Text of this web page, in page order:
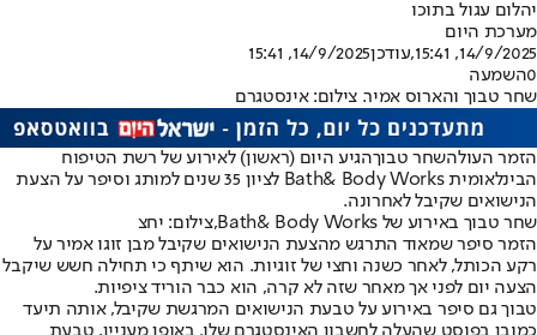
יהלום עגול בתוכו
מערכת היום
14/9/2025, 15:41
,עודכן14/9/2025, 15:41
0השמעה
שחר טבוך והארוס אמיר. צילום: אינסטגרם
הזמר העולהשחר טבוךהגיע היום (ראשון) לאירוע של רשת הטיפוח
הבינלאומית Bath& Body Works לציון 35 שנים למותג וסיפר על הצעת
הנישואים שקיבל לאחרונה.
שחר טבוך באירוע של Bath& Body Works,צילום: יחצ
הזמר סיפר שמאוד התרגש מהצעת הנישואים שקיבל מבן זוגו אמיר על
רקע הכותל, לאחר כשנה וחצי של זוגיות. הוא שיתף כי תחילה חשש שיקבל
הצעה יום לפני אך מאחר שזה לא קרה, הוא כבר הוריד ציפיות.
טבוך גם סיפר באירוע על טבעת הנישואים המרגשת שקיבל, אותה תיעד